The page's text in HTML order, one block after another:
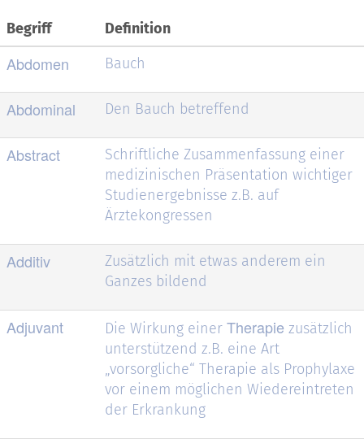
Begriff Definition
Abdomen Bauch
Abdominal Den Bauch betreffend
Abstract
Schriftliche Zusammenfassung einer
medizinischen Präsentation wichtiger
Studienergebnisse z.B. auf
Ärztekongressen
Additiv
Zusätzlich mit etwas anderem ein
Ganzes bildend
Adjuvant Die Wirkung einer Therapie zusätzlich
unterstützend z.B. eine Art
„vorsorgliche“ Therapie als Prophylaxe
vor einem möglichen Wiedereintreten
der Erkrankung